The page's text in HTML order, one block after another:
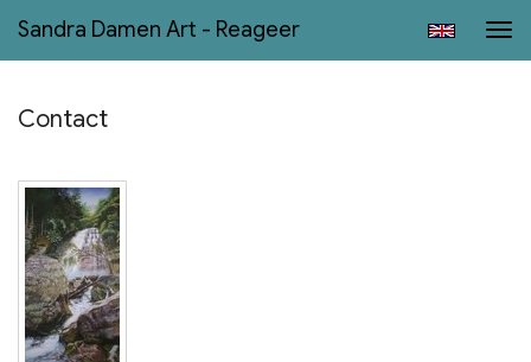
Sandra Damen Art - Reageer
Contact